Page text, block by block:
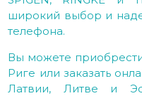
широкий выбор и
телефона.
Вы можете
Риге или заказать
Латвии, Литве и